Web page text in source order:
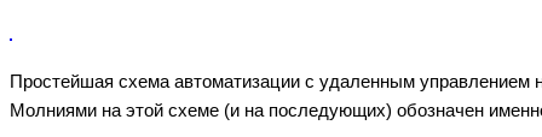
Простейшая схема автоматизации с удаленным управлением
Молниями на этой схеме (и на последующих) обозначен